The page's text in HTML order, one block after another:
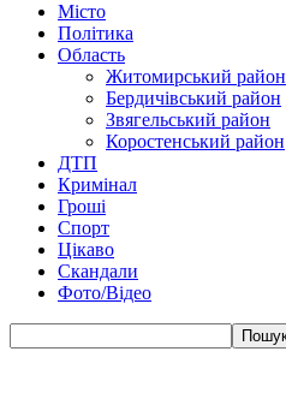
Місто
Політика
Область
Житомирський район
Бердичівський район
Звягельський район
Коростенський район
ДТП
Кримінал
Гроші
Спорт
Цікаво
Скандали
Фото/Відео